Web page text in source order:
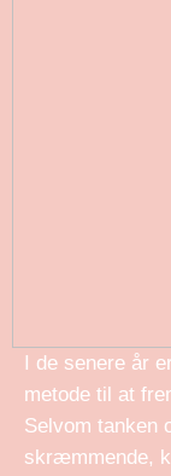
I de senere år
metode til at
Selvom tanken
skræmmende,